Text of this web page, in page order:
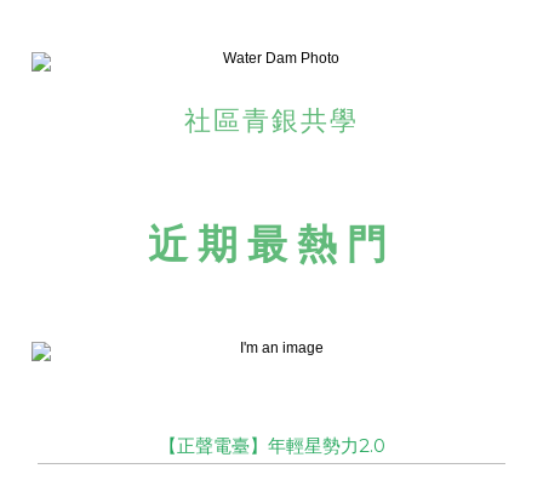
社區青銀共學
近期最熱門
【正聲電臺】年輕星勢力2.0